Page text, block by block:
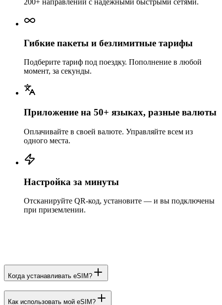
200+ направлений с надёжными быстрыми сетями.
Гибкие пакеты и безлимитные тарифы
Подберите тариф под поездку. Пополнение в любой
момент, за секунды.
Приложение на 50+ языках, разные валюты
Оплачивайте в своей валюте. Управляйте всем из
одного места.
Настройка за минуты
Отсканируйте QR-код, установите — и вы подключены
при приземлении.
Когда устанавливать eSIM?
Как использовать мой eSIM?